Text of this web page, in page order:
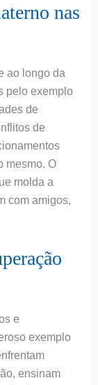
nas
ao longo da
pelo exemplo
de
de
mesmo. O
molda a
com amigos,
e
exemplo
ensinam